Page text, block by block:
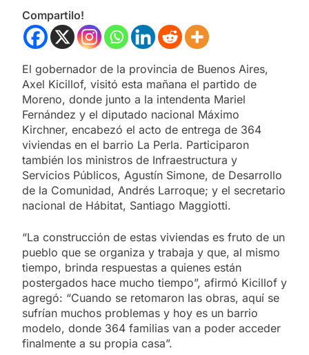
Compartilo!
El gobernador de la provincia de Buenos Aires,
Axel Kicillof, visitó esta mañana el partido de
Moreno, donde junto a la intendenta Mariel
Fernández y el diputado nacional Máximo
Kirchner, encabezó el acto de entrega de 364
viviendas en el barrio La Perla. Participaron
también los ministros de Infraestructura y
Servicios Públicos, Agustín Simone, de Desarrollo
de la Comunidad, Andrés Larroque; y el secretario
nacional de Hábitat, Santiago Maggiotti.
“La construcción de estas viviendas es fruto de un
pueblo que se organiza y trabaja y que, al mismo
tiempo, brinda respuestas a quienes están
postergados hace mucho tiempo”, afirmó Kicillof y
agregó: “Cuando se retomaron las obras, aquí se
sufrían muchos problemas y hoy es un barrio
modelo, donde 364 familias van a poder acceder
finalmente a su propia casa”.